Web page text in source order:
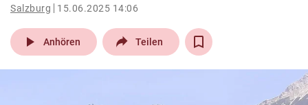
pin_drop
Wien arrow_right
bookmark
Salzburg 15.06.2025 14:06
play_arrow Anhören Teilen